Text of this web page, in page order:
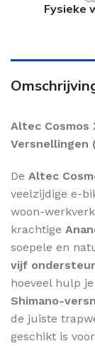
Fysieke
Altec Cosmos
Versnellingen
De Altec
veelzijdige e-
woon-
krachtige
soepele en
vijf
hoeveel hulp
Shimano-
de juiste
geschikt is